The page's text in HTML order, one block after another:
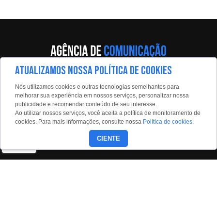
Av. Eng. Caetano Álvares, 55 - 5º andar
Limão, São Paulo, 02598-900
Contato:
estadaoconteudo@estadao.com
(11)99350-0439
ATUALIZAMOS NOSSA POLÍTICA DE COOKIES
Nós utilizamos cookies e outras tecnologias semelhantes para
melhorar sua experiência em nossos serviços, personalizar nossa
publicidade e recomendar conteúdo de seu interesse.
Ao utilizar nossos serviços, você aceita a política de monitoramento de
cookies. Para mais informações, consulte nossa Política de cookies.
CIENTE